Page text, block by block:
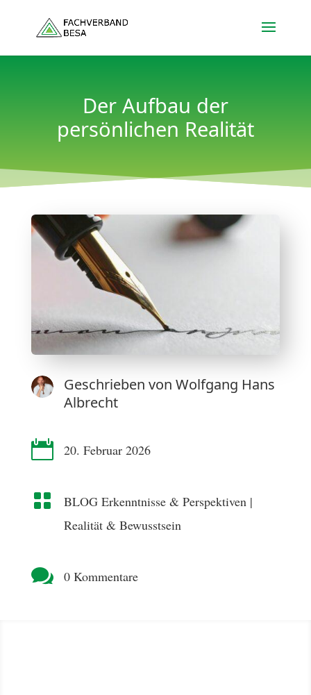
Der Aufbau der
persönlichen Realität
Geschrieben von Wolfgang Hans
Albrecht
 20. Februar 2026
 BLOG Erkenntnisse & Perspektiven|
Realität & Bewusstsein
 0 Kommentare